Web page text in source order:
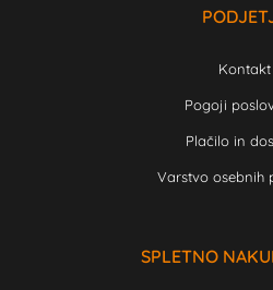
Kontakt
Pogoji
Plačilo in
Varstvo osebnih
SPLETNO